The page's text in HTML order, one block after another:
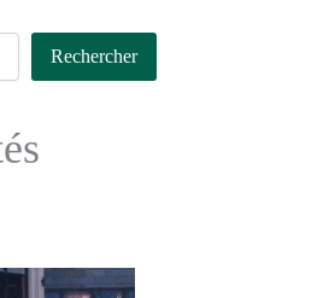
Rechercher